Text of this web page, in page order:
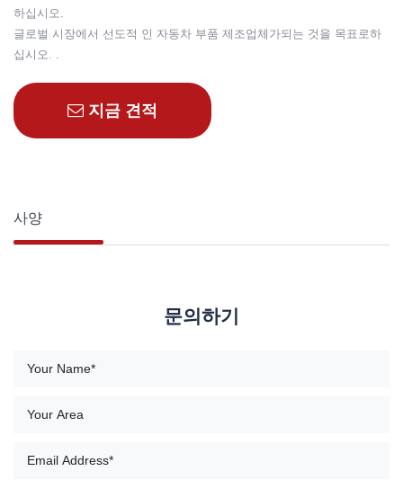
하십시오.
글로벌 시장에서 선도적 인 자동차 부품 제조업체가되는 것을 목표로하
십시오. .
지금 견적
사양
문의하기